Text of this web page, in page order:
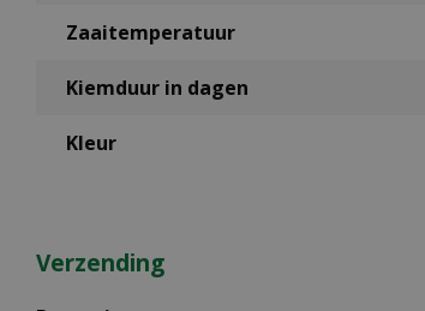
Zaaitemperatuur
Kiemduur in dagen
Kleur
Verzending